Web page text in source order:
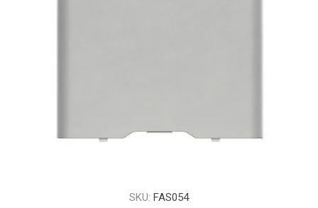
SKU: FAS054